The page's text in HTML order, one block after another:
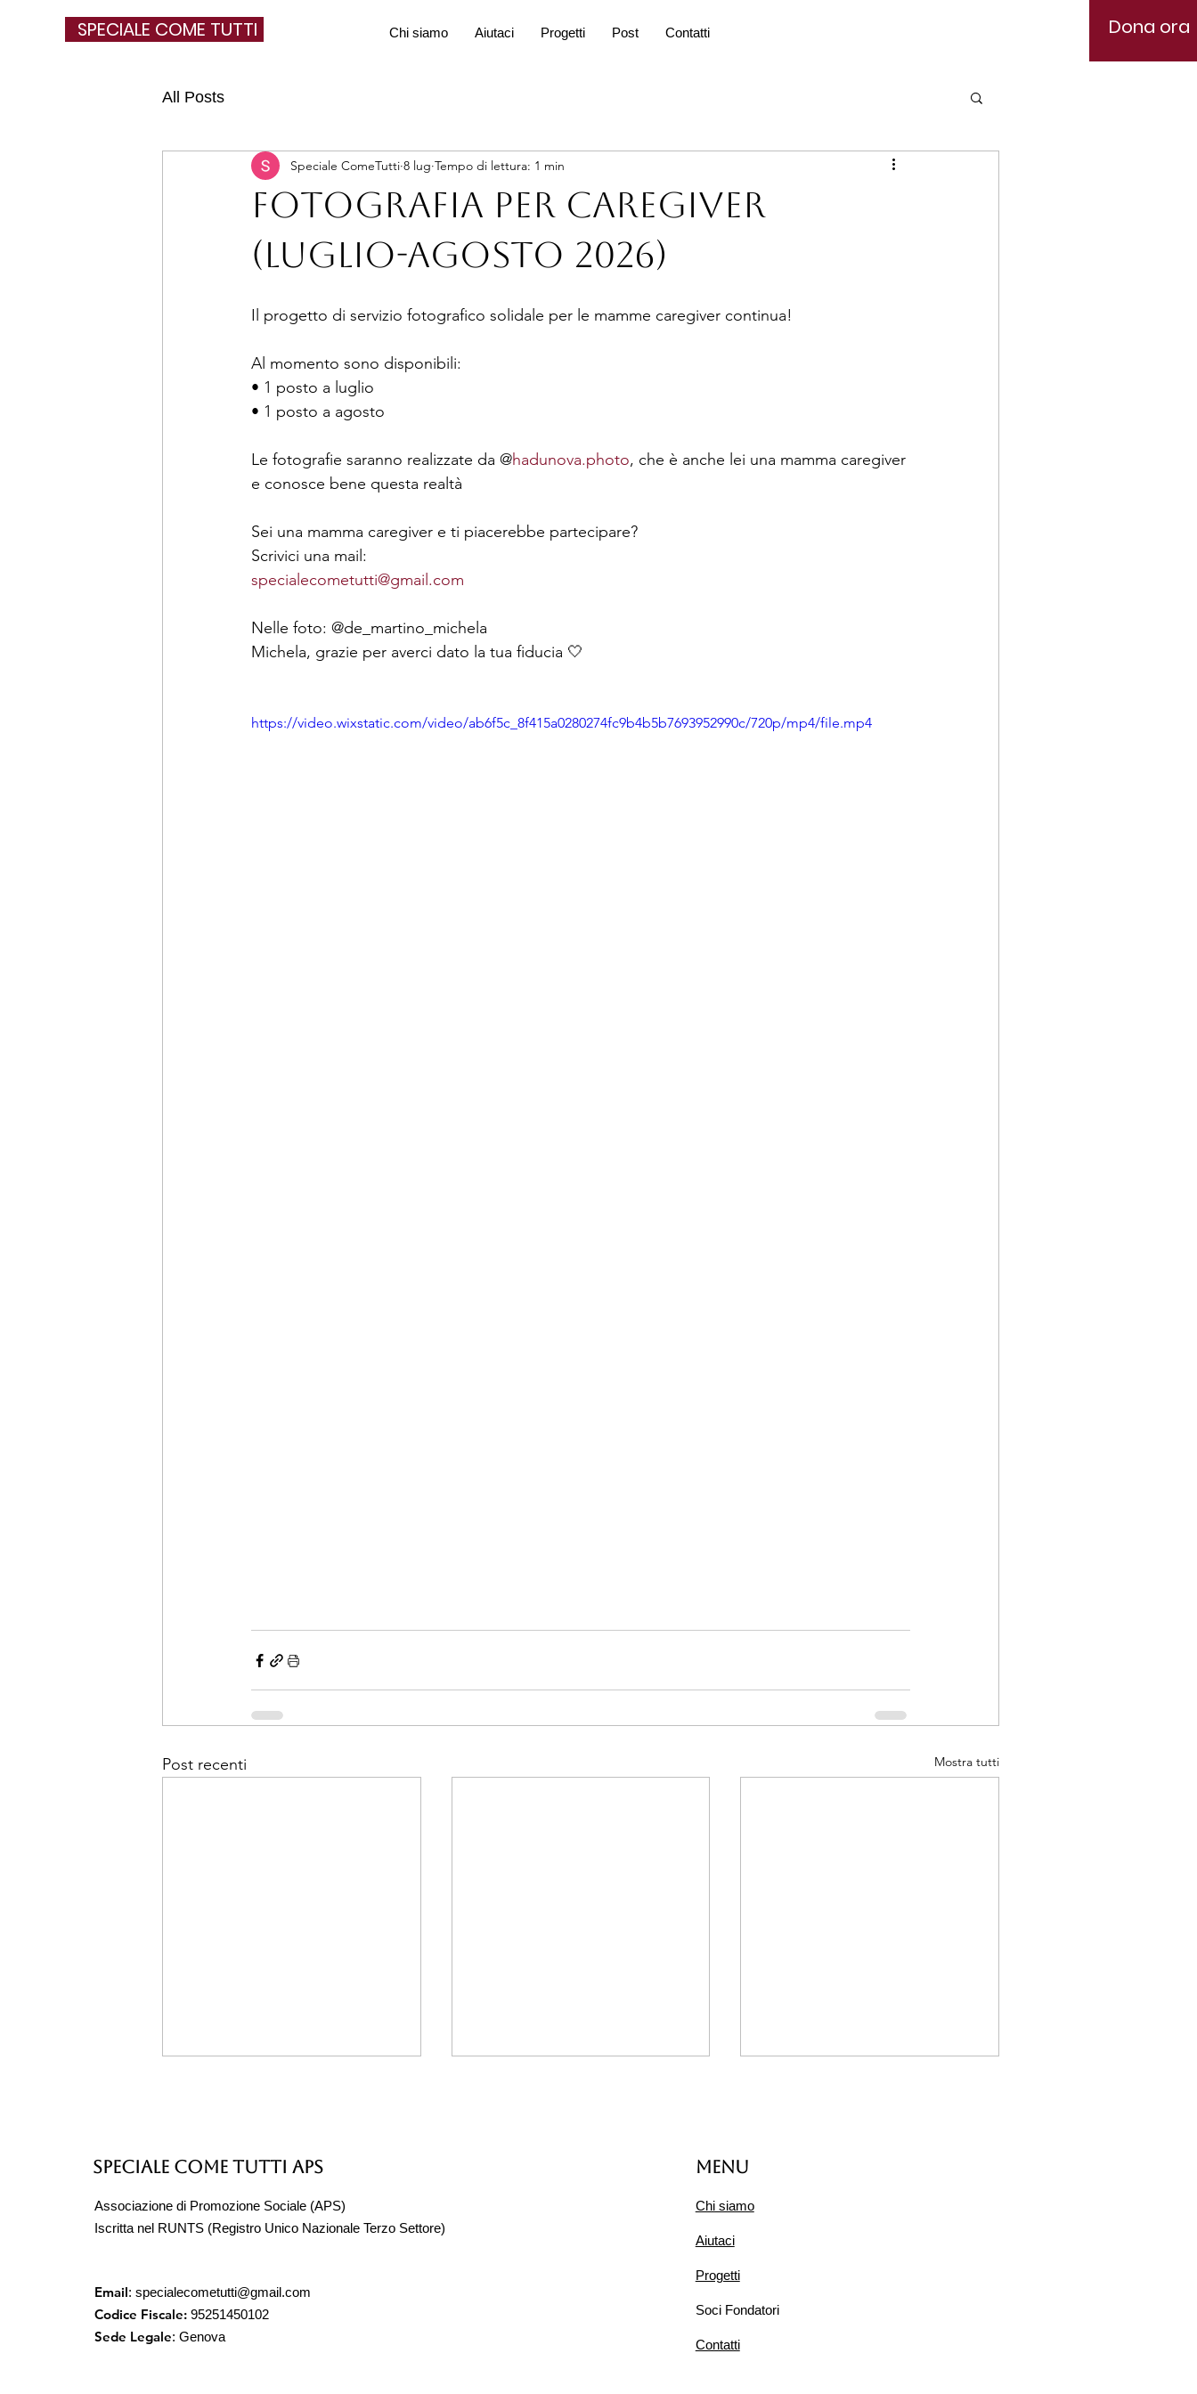
SPECIALE COME TUTTI Chi siamo Aiutaci Progetti Post Contatti Dona ora
All Posts
Fotografia per caregiver
(luglio-agosto 2026)
Speciale ComeTutti 8 lug Tempo di lettura: 1 min
Il progetto di servizio fotografico solidale per le mamme caregiver continua!
Al momento sono disponibili:
• 1 posto a luglio
• 1 posto a agosto
Le fotografie saranno realizzate da @hadunova.photo, che è anche lei una mamma caregiver
e conosce bene questa realtà
Sei una mamma caregiver e ti piacerebbe partecipare?
Scrivici una mail:
specialecometutti@gmail.com
Nelle foto: @de_martino_michela
Michela, grazie per averci dato la tua fiducia 🤍
https://video.wixstatic.com/video/ab6f5c_8f415a0280274fc9b4b5b7693952990c/720p/mp4/file.mp4
Post recenti Mostra tutti
vacanze e
Speciale Come Tutti APS
Associazione di Promozione Sociale (APS)
Iscritta nel RUNTS (Registro Unico Nazionale Terzo Settore)
Email: specialecometutti@gmail.com
Codice Fiscale: 95251450102
Sede Legale: Genova
Menu
Chi siamo
Aiutaci
Progetti
Soci Fondatori
Contatti